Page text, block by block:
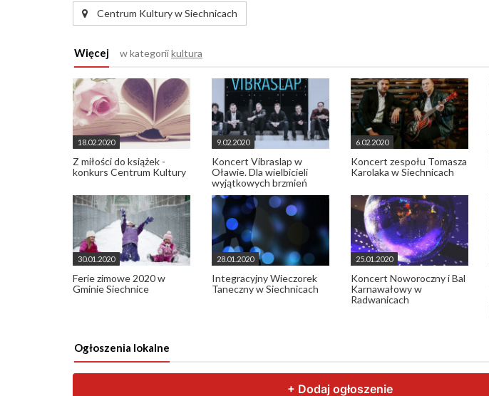
Centrum Kultury w Siechnicach
Więcej w kategoriikultura
18.02.2020
Z miłości do książek -
konkurs Centrum Kultury
9.02.2020
Koncert Vibraslap w
Oławie. Dla wielbicieli
wyjątkowych brzmień
6.02.2020
Koncert zespołu Tomasza
Karolaka w Siechnicach
30.01.2020
Ferie zimowe 2020 w
Gminie Siechnice
28.01.2020
Integracyjny Wieczorek
Taneczny w Siechnicach
25.01.2020
Koncert Noworoczny i Bal
Karnawałowy w
Radwanicach
Ogłoszenia lokalne